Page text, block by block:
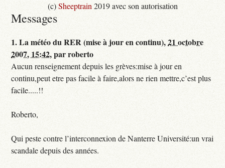
(c)Sheeptrain 2019 avec son autorisation
Messages
1.La météo du RER (mise à jour en continu),21 octobre
2007, 15:42,parroberto
Aucun renseignement depuis les grèves:mise à jour en
continu,peut etre pas facile à faire,alors ne rien mettre,c’est plus
facile.....!!
Roberto,
Qui peste contre l’interconnexion de Nanterre Université:un vrai
scandale depuis des années.